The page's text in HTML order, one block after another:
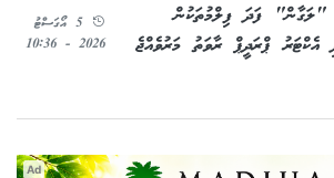
ފަދަ ފިލްމުތަކުން
އެކްޓަރު ޕްރަދީޕް ރާވަތު މަރުވެއްޖެ
5 އޯގަސްޓު
2026 - 10:36
Ad